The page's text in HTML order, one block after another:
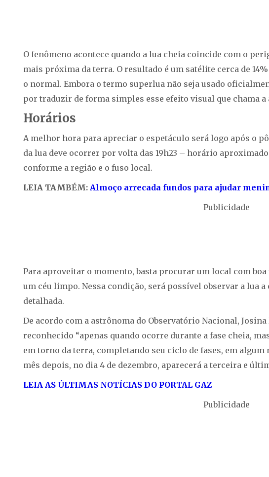
O fenômeno acontece quando a lua cheia coincide com o
mais próxima da terra. O resultado é um satélite cerca de
o normal. Embora o termo superlua não seja usado
por traduzir de forma simples esse efeito visual que chama a
Horários
A melhor hora para apreciar o espetáculo será logo após o
da lua deve ocorrer por volta das 19h23 – horário
conforme a região e o fuso local.
LEIA TAMBÉM: Almoço arrecada fundos para ajudar
Publicidade
Para aproveitar o momento, basta procurar um local com
um céu limpo. Nessa condição, será possível observar a lua
detalhada.
De acordo com a astrônoma do Observatório Nacional,
reconhecido “apenas quando ocorre durante a fase cheia,
em torno da terra, completando seu ciclo de fases, em algum
mês depois, no dia 4 de dezembro, aparecerá a terceira e
LEIA AS ÚLTIMAS NOTÍCIAS DO PORTAL GAZ
Publicidade